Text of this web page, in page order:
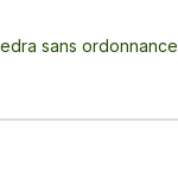
sans ordonnance